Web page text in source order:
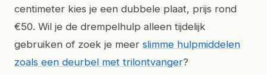
centimeter kies je een dubbele plaat, prijs rond
€50. Wil je de drempelhulp alleen tijdelijk
gebruiken of zoek je meer slimme hulpmiddelen
zoals een deurbel met trilontvanger?